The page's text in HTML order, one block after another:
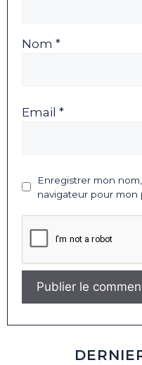
Nom *
Email *
Enregistrer mon
navigateur pour mon